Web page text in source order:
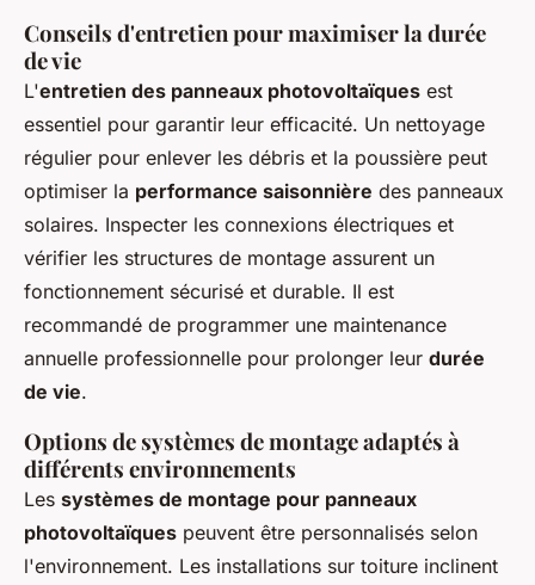
Conseils d'entretien pour maximiser la durée
de vie
L'entretien des panneaux photovoltaïques est
essentiel pour garantir leur efficacité. Un nettoyage
régulier pour enlever les débris et la poussière peut
optimiser la performance saisonnière des panneaux
solaires. Inspecter les connexions électriques et
vérifier les structures de montage assurent un
fonctionnement sécurisé et durable. Il est
recommandé de programmer une maintenance
annuelle professionnelle pour prolonger leur durée
de vie.
Options de systèmes de montage adaptés à
différents environnements
Les systèmes de montage pour panneaux
photovoltaïques peuvent être personnalisés selon
l'environnement. Les installations sur toiture inclinent